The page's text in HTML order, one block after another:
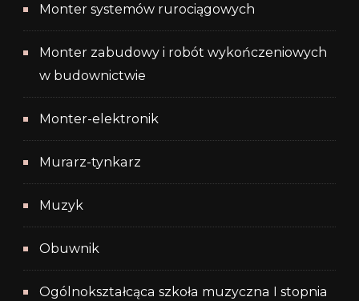
Monter systemów rurociągowych
Monter zabudowy i robót wykończeniowych
w budownictwie
Monter-elektronik
Murarz-tynkarz
Muzyk
Obuwnik
Ogólnokształcąca szkoła muzyczna I stopnia